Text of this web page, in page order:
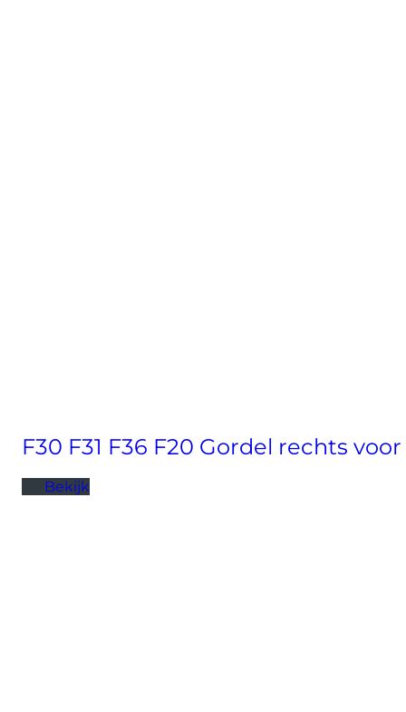
F30 F31 F36 F20 Gordel rechts voor
Bekijk